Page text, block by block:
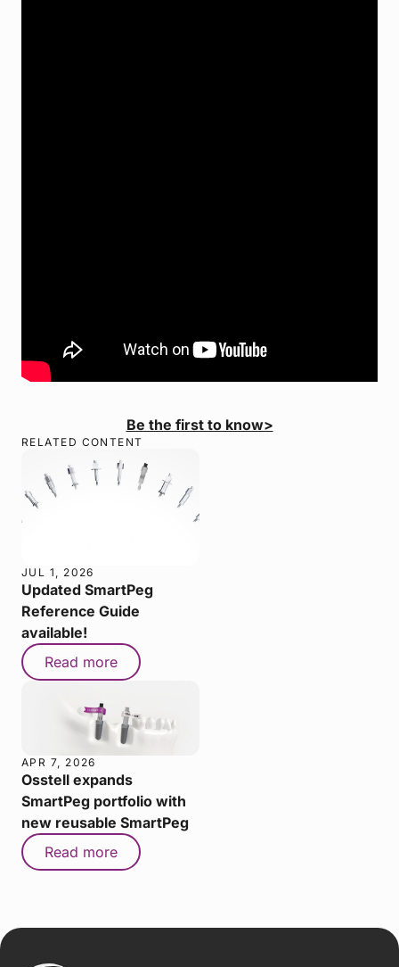
Be the first to know>
RELATED CONTENT
JUL 1, 2026
Updated SmartPeg
Reference Guide
available!
Read more
APR 7, 2026
Osstell expands
SmartPeg portfolio with
new reusable SmartPeg
Read more